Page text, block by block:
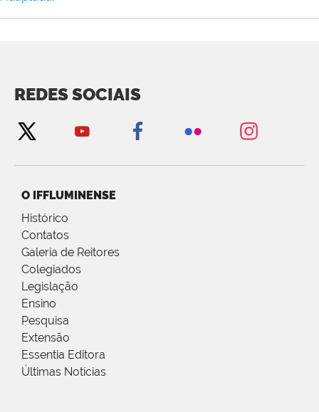
REDES SOCIAIS
O IFFLUMINENSE
Histórico
Contatos
Galeria de Reitores
Colegiados
Legislação
Ensino
Pesquisa
Extensão
Essentia Editora
Últimas Notícias